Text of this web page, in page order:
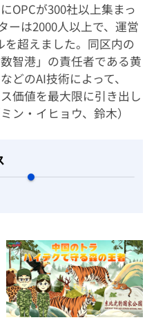
OPCが300社以上集まっ
ーは2000人以上で、運営
を超えました。同区内の
智港」の責任者である黄
どのAI技術によって、
価値を最大限に引き出し
ン・イヒョウ、鈴木）